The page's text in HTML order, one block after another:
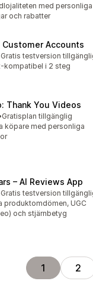
med personliga
och rabatter
Customer Accounts
totalt
Gratis testversion
kompatibel i 2 steg
Thank You Videos
totalt
Gratisplan tillgänglig
köpare med personliga
– AI Reviews App
totalt
Gratis testversion
produktomdömen, UGC
och stjärnbetyg
1 2